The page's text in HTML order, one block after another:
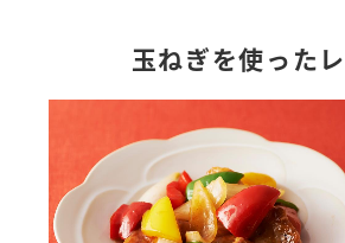
玉ねぎを使った